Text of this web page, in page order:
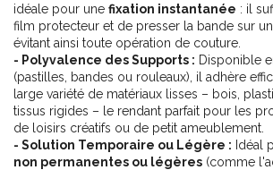
idéale pour une fixation instantanée : il
film protecteur et de presser la bande sur
évitant ainsi toute opération de couture.
- Polyvalence des Supports : Disponible
(pastilles, bandes ou rouleaux), il adhère
large variété de matériaux lisses – bois,
tissus rigides – le rendant parfait pour les
de loisirs créatifs ou de petit ameublement.
- Solution Temporaire ou Légère : Idéal
non permanentes ou légères (comme